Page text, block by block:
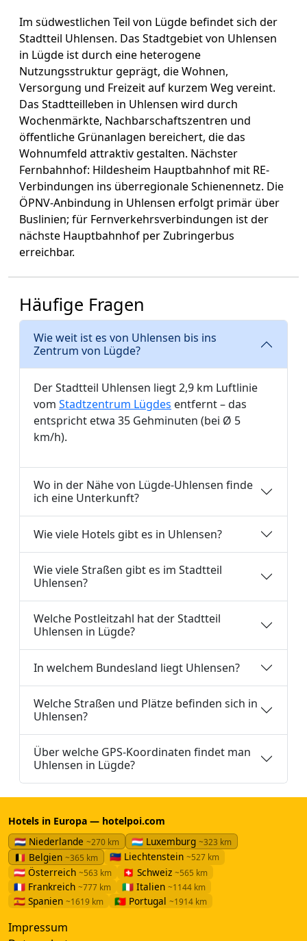
Im südwestlichen Teil von Lügde befindet sich der
Stadtteil Uhlensen. Das Stadtgebiet von Uhlensen
in Lügde ist durch eine heterogene
Nutzungsstruktur geprägt, die Wohnen,
Versorgung und Freizeit auf kurzem Weg vereint.
Das Stadtteilleben in Uhlensen wird durch
Wochenmärkte, Nachbarschaftszentren und
öffentliche Grünanlagen bereichert, die das
Wohnumfeld attraktiv gestalten. Nächster
Fernbahnhof: Hildesheim Hauptbahnhof mit RE-
Verbindungen ins überregionale Schienennetz. Die
ÖPNV-Anbindung in Uhlensen erfolgt primär über
Buslinien; für Fernverkehrsverbindungen ist der
nächste Hauptbahnhof per Zubringerbus
erreichbar.
Häufige Fragen
Wie weit ist es von Uhlensen bis ins
Zentrum von Lügde?
Der Stadtteil Uhlensen liegt 2,9 km Luftlinie
vom Stadtzentrum Lügdes entfernt – das
entspricht etwa 35 Gehminuten (bei Ø 5
km/h).
Wo in der Nähe von Lügde-Uhlensen finde
ich eine Unterkunft?
Wie viele Hotels gibt es in Uhlensen?
Wie viele Straßen gibt es im Stadtteil
Uhlensen?
Welche Postleitzahl hat der Stadtteil
Uhlensen in Lügde?
In welchem Bundesland liegt Uhlensen?
Welche Straßen und Plätze befinden sich in
Uhlensen?
Über welche GPS-Koordinaten findet man
Uhlensen in Lügde?
Hotels in Europa — hotelpoi.com
🇳🇱 Niederlande ~270 km 🇱🇺 Luxemburg ~323 km
🇧🇪 Belgien ~365 km 🇱🇮 Liechtenstein ~527 km
🇦🇹 Österreich ~563 km 🇨🇭 Schweiz ~565 km
🇫🇷 Frankreich ~777 km 🇮🇹 Italien ~1144 km
🇪🇸 Spanien ~1619 km 🇵🇹 Portugal ~1914 km
Impressum